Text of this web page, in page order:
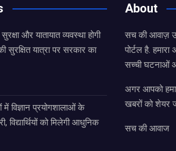
सुरक्षा और यातायात व्यवस्था होगी
यात्रा पर सरकार का
विज्ञान प्रयोगशालाओं के
को मिलेगी आधुनिक
About
सच की आवाज़
पोर्टल है.
सच्ची घटनाओं
अगर आपको
खबरों को शेयर
सच की आवाज